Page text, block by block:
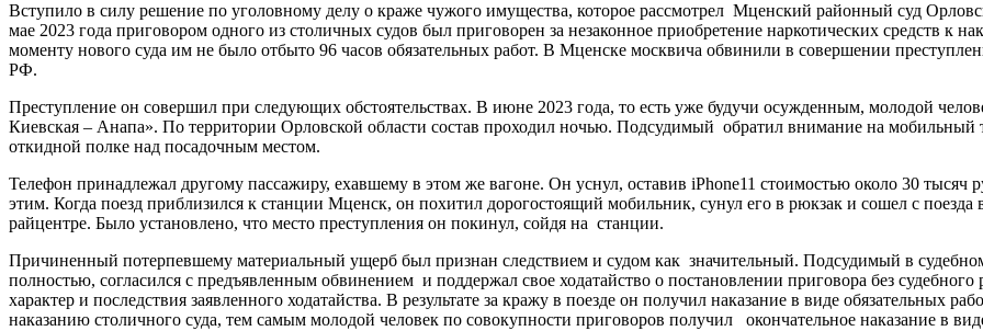
Вступило в силу решение по уголовному делу о краже чужого имущества, которое рассмотрел Мценский районный суд
мае 2023 года приговором одного из столичных судов был приговорен за незаконное приобретение наркотических средств к
моменту нового суда им не было отбыто 96 часов обязательных работ. В Мценске москвича обвинили в совершении
РФ.
Преступление он совершил при следующих обстоятельствах. В июне 2023 года, то есть уже будучи осужденным, молодой
Киевская – Анапа». По территории Орловской области состав проходил ночью. Подсудимый обратил внимание на мобильный
откидной полке над посадочным местом.
Телефон принадлежал другому пассажиру, ехавшему в этом же вагоне. Он уснул, оставив iPhone11 стоимостью около 30 тысяч
этим. Когда поезд приблизился к станции Мценск, он похитил дорогостоящий мобильник, сунул его в рюкзак и сошел с
райцентре. Было установлено, что место преступления он покинул, сойдя на станции.
Причиненный потерпевшему материальный ущерб был признан следствием и судом как значительный. Подсудимый в
полностью, согласился с предъявленным обвинением и поддержал свое ходатайство о постановлении приговора без судебного
характер и последствия заявленного ходатайства. В результате за кражу в поезде он получил наказание в виде обязательных
наказанию столичного суда, тем самым молодой человек по совокупности приговоров получил окончательное наказание в